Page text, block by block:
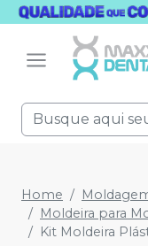
Home
Moldeira para
Kit Moldeira